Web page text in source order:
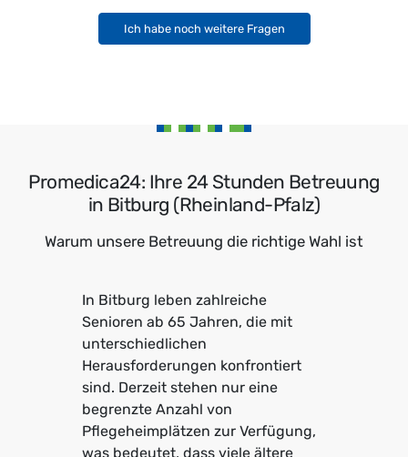
Ich habe noch weitere Fragen
Promedica24: Ihre 24 Stunden Betreuung
in Bitburg (Rheinland-Pfalz)
Warum unsere Betreuung die richtige Wahl ist
In Bitburg leben zahlreiche
Senioren ab 65 Jahren, die mit
unterschiedlichen
Herausforderungen konfrontiert
sind. Derzeit stehen nur eine
begrenzte Anzahl von
Pflegeheimplätzen zur Verfügung,
was bedeutet, dass viele ältere